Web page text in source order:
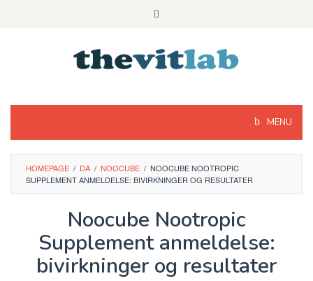
MENU
HOMEPAGE / DA / NOOCUBE / NOOCUBE NOOTROPIC
SUPPLEMENT ANMELDELSE: BIVIRKNINGER OG RESULTATER
Noocube Nootropic
Supplement anmeldelse:
bivirkninger og resultater